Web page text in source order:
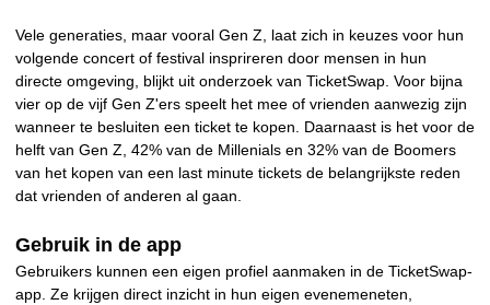
Vele generaties, maar vooral Gen Z, laat zich in keuzes voor hun
volgende concert of festival insprireren door mensen in hun
directe omgeving, blijkt uit onderzoek van TicketSwap. Voor bijna
vier op de vijf Gen Z'ers speelt het mee of vrienden aanwezig zijn
wanneer te besluiten een ticket te kopen. Daarnaast is het voor de
helft van Gen Z, 42% van de Millenials en 32% van de Boomers
van het kopen van een last minute tickets de belangrijkste reden
dat vrienden of anderen al gaan.
Gebruik in de app
Gebruikers kunnen een eigen profiel aanmaken in de TicketSwap-
app. Ze krijgen direct inzicht in hun eigen evenemeneten,